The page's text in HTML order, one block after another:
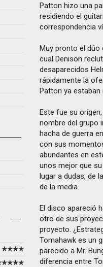
Patton hizo una
residiendo el
correspondencia
Muy pronto el
cual Denison
desaparecidos
rápidamente la
Patton ya estaban
Este fue su
nombre del grupo
hacha de guerra
con sus
abundantes en
unos mejor que
lugar a dudas, de
de la media.
El disco apareció
otro de sus
proyecto.
Tomahawk es un
parecido a Mr.
diferencia entre